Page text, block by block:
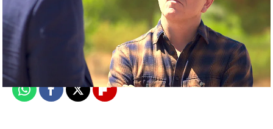
Eire García Arbaizar
Publicado:28 de agosto de 2025, 23:37
WhatsappFacebook
X Flipboard